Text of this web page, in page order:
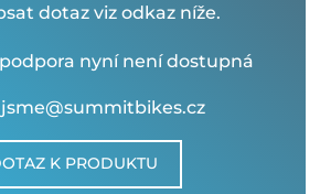
dotaz viz odkaz níže.
nyní není dostupná
K PRODUKTU